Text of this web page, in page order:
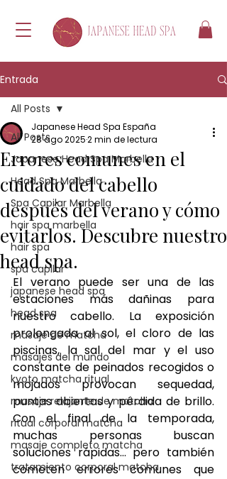
Entrada
All Posts
Japanese Head Spa Marbella
Head Spa Marbella
Spa Capilar Marbella
hair spa marbella
hair spa
spa capilar
japanese head spa
head spa
masaje de matcha
masajes del mundo
kyoto matcha ritual
masaje relajante de matcha
ritual corporal matcha
masaje completo matcha
tratamiento corporal matcha
All Posts
Errores comunes en el
cuidado del cabello
después del verano y cómo
evitarlos. Descubre nuestro
head spa.
Japanese Head Spa España
28 ago 20252 min de lectura
El verano puede ser una de las
estaciones más dañinas para
nuestro cabello. La exposición
prolongada al sol, el cloro de las
piscinas, la sal del mar y el uso
constante de peinados recogidos o
mojados provocan sequedad,
puntas abiertas y pérdida de brillo.
Con el final de la temporada,
muchas personas buscan
soluciones rápidas… pero también
cometen errores comunes que